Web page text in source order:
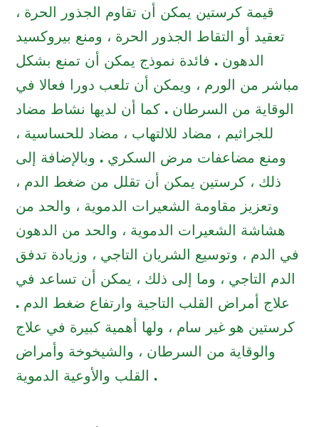
قيمة كرستين يمكن أن تقاوم الجذور الحرة ،
تعقيد أو التقاط الجذور الحرة ، ومنع بيروكسيد
الدهون . فائدة نموذج يمكن أن تمنع بشكل
مباشر من الورم ، ويمكن أن تلعب دورا فعالا في
الوقاية من السرطان . كما أن لديها نشاط مضاد
للجراثيم ، مضاد للالتهاب ، مضاد للحساسية ،
ومنع مضاعفات مرض السكري . وبالإضافة إلى
ذلك ، كرستين يمكن أن تقلل من ضغط الدم ،
وتعزيز مقاومة الشعيرات الدموية ، والحد من
هشاشة الشعيرات الدموية ، والحد من الدهون
في الدم ، وتوسيع الشريان التاجي ، وزيادة تدفق
الدم التاجي ، وما إلى ذلك ، يمكن أن تساعد في
علاج أمراض القلب التاجية وارتفاع ضغط الدم .
كرستين هو غير سام ، ولها أهمية كبيرة في علاج
والوقاية من السرطان ، والشيخوخة وأمراض
القلب والأوعية الدموية .